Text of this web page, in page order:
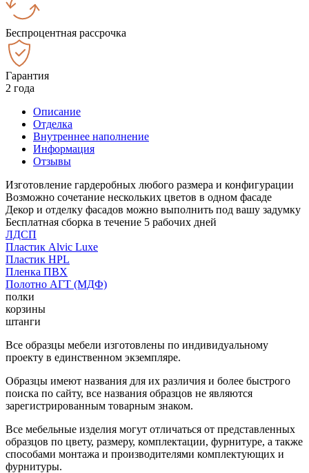
Беспроцентная рассрочка
Гарантия
2 года
Описание
Отделка
Внутреннее наполнение
Информация
Отзывы
Изготовление гардеробных любого размера и конфигурации
Возможно сочетание нескольких цветов в одном фасаде
Декор и отделку фасадов можно выполнить под вашу задумку
Бесплатная сборка в течение 5 рабочих дней
ЛДСП
Пластик Alvic Luxe
Пластик HPL
Пленка ПВХ
Полотно АГТ (МДФ)
полки
корзины
штанги
Все образцы мебели изготовлены по индивидуальному
проекту в единственном экземпляре.
Образцы имеют названия для их различия и более быстрого
поиска по сайту, все названия образцов не являются
зарегистрированным товарным знаком.
Все мебельные изделия могут отличаться от представленных
образцов по цвету, размеру, комплектации, фурнитуре, а также
способами монтажа и производителями комплектующих и
фурнитуры.